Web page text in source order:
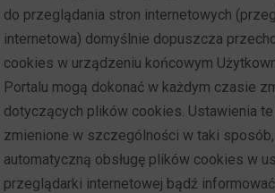
do przeglądania stron internetowych
internetowa) domyślnie dopuszcza
cookies w urządzeniu końcowym
Portalu mogą dokonać w każdym czasie
dotyczących plików cookies. Ustawienia
zmienione w szczególności w taki
automatyczną obsługę plików cookies w
przeglądarki internetowej bądź